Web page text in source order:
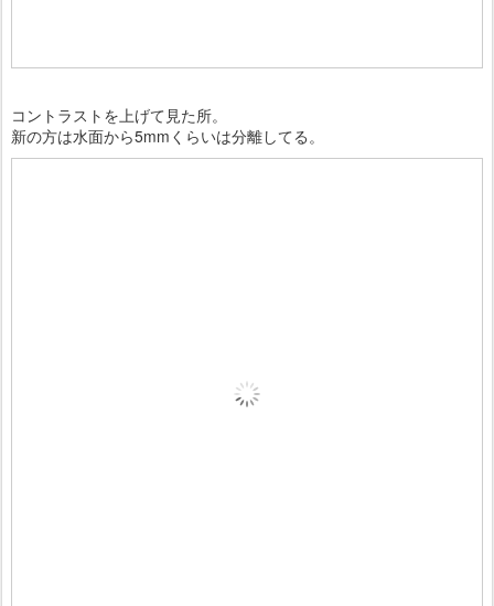
コントラストを上げて見た所。
新の方は水面から5mmくらいは分離してる。